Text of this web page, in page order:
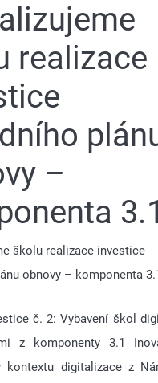
realizace
–
3.1
školu realizace investice
obnovy – komponenta
č. 2: Vybavení škol
z komponenty 3.1
kontextu digitalizace z